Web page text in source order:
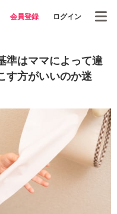
会員登録 ログイン
準はママによって違
す方がいいのか迷